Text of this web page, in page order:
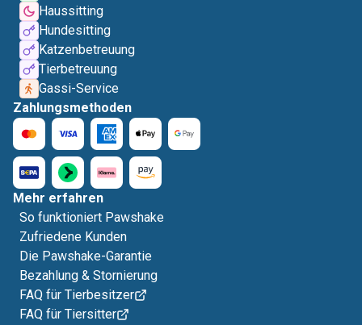
Haussitting
Hundesitting
Katzenbetreuung
Tierbetreuung
Gassi-Service
Zahlungsmethoden
Mehr erfahren
So funktioniert Pawshake
Zufriedene Kunden
Die Pawshake-Garantie
Bezahlung & Stornierung
FAQ für Tierbesitzer
FAQ für Tiersitter